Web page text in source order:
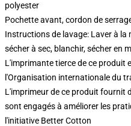
polyester
Pochette avant, cordon de
Instructions de lavage: Laver à la
sécher à sec, blanchir, sécher en
L'imprimante tierce de ce produit
l'Organisation internationale du
L'imprimeur de ce produit fournit
sont engagés à améliorer les
l'initiative Better Cotton